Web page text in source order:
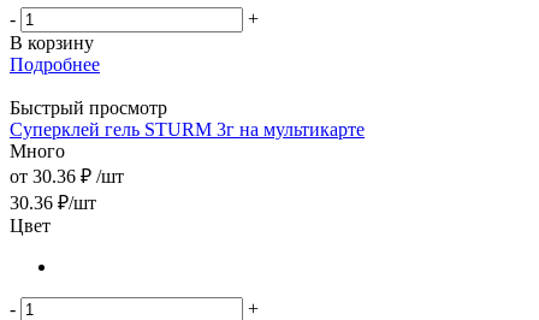
-
+
В корзину
Подробнее
Быстрый просмотр
Суперклей гель STURM 3г на мультикарте
Много
от 30.36 ₽ /шт
30.36 ₽/шт
Цвет
-
+